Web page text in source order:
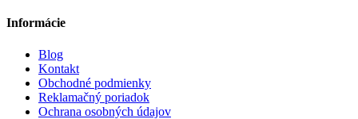
Informácie
Blog
Kontakt
Obchodné podmienky
Reklamačný poriadok
Ochrana osobných údajov